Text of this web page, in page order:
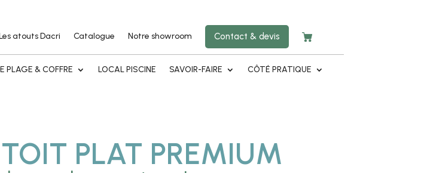
atouts Dacri Catalogue Notre showroom Contact & devis
PLAGE & COFFRE LOCAL PISCINE SAVOIR-FAIRE CÔTÉ PRATIQUE
PLAT PREMIUM